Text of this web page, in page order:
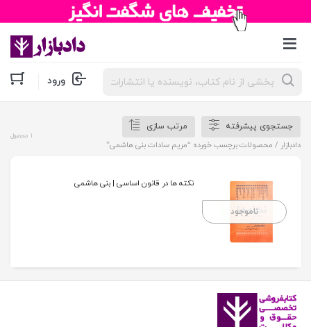
جستجوی
محصولات ورود
جستجوی پیشرفته
مرتب سازی
دادبازار / محصولات برچسب خورده “مریم سادات بنی هاشمی”
1 محصول
ناموجود
نکته ها در قانون اساسی | بنی هاشمی